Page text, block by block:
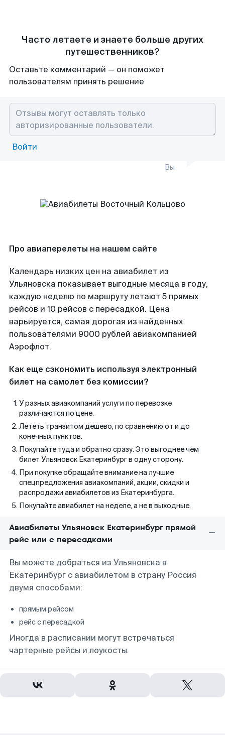
Часто летаете и знаете больше других
путешественников?
Оставьте комментарий — он поможет
пользователям принять решение
Войти
Вы
Про авиаперелеты на нашем сайте
Календарь низких цен на авиабилет из
Ульяновска показывает выгодные месяца в году,
каждую неделю по маршруту летают 5 прямых
рейсов и 10 рейсов с пересадкой. Цена
варьируется, самая дорогая из найденных
пользователями 9000 рублей авиакомпанией
Аэрофлот.
Как еще сэкономить используя электронный
билет на самолет без комиссии?
У разных авиакомпаний услуги по перевозке
различаются по цене.
Лететь транзитом дешево, по сравнению от и до
конечных пунктов.
Покупайте туда и обратно сразу. Это выгоднее чем
билет Ульяновск Екатеринбург в одну сторону.
При покупке обращайте внимание на лучшие
спецпредложения авиакомпаний, акции, скидки и
распродажи авиабилетов из Екатеринбурга.
Покупайте авиабилет на неделе, а не в выходные.
Авиабилеты Ульяновск Екатеринбург прямой
рейс или с пересадками
Вы можете добраться из Ульяновска в
Екатеринбург с авиабилетом в страну Россия
двумя способами:
прямым рейсом
рейс с пересадкой
Иногда в расписании могут встречаться
чартерные рейсы и лоукосты.